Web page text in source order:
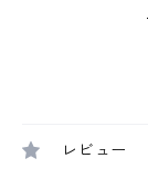
レビュー